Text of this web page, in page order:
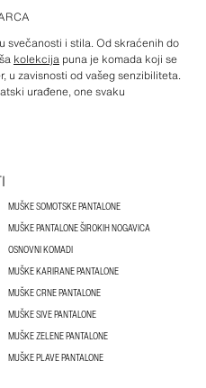
svečanosti i stila. Od skraćenih do
kolekcija puna je komada koji se
u zavisnosti od vašeg senzibiliteta.
urađene, one svaku
MUŠKE SOMOTSKE PANTALONE
MUŠKE PANTALONE ŠIROKIH NOGAVICA
OSNOVNI KOMADI
MUŠKE KARIRANE PANTALONE
MUŠKE CRNE PANTALONE
MUŠKE SIVE PANTALONE
MUŠKE ZELENE PANTALONE
MUŠKE PLAVE PANTALONE